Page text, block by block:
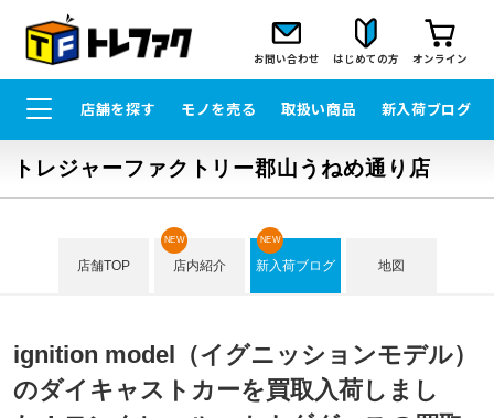
お問い合わせ はじめての方 オンライン
店舗を探す モノを売る 取扱い商品 新入荷ブログ
トレジャーファクトリー郡山うねめ通り店
店舗TOP 店内紹介
NEW
新入荷ブログ
NEW
地図
ignition model（イグニッションモデル）
のダイキャストカーを買取入荷しまし